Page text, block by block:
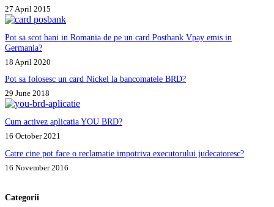
27 April 2015
Pot sa scot bani in Romania de pe un card Postbank Vpay emis in
Germania?
18 April 2020
Pot sa folosesc un card Nickel la bancomatele BRD?
29 June 2018
Cum activez aplicatia YOU BRD?
16 October 2021
Catre cine pot face o reclamatie impotriva executorului judecatoresc?
16 November 2016
Categorii